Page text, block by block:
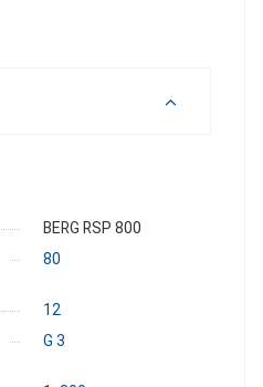
BERG RSP 800
80
12
G 3